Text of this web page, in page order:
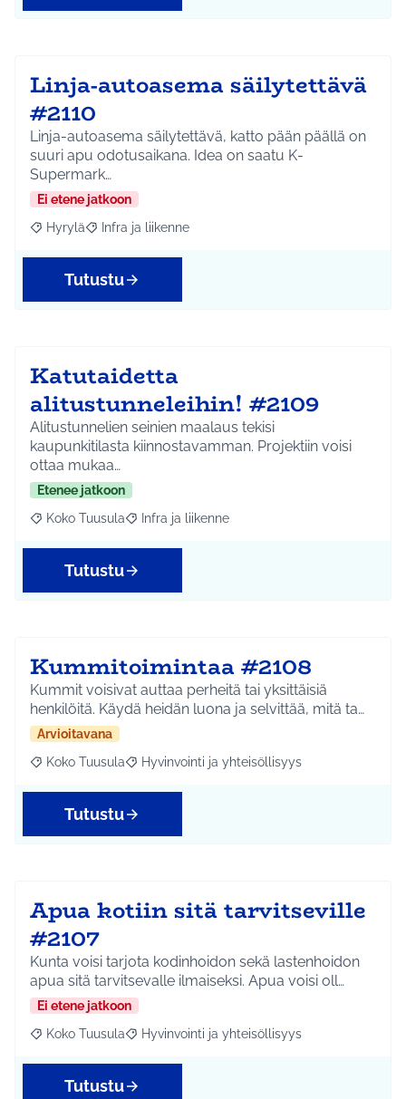
Linja-autoasema säilytettävä
#2110
Linja-autoasema säilytettävä, katto pään päällä on
suuri apu odotusaikana. Idea on saatu K-
Supermark…
Ei etene jatkoon
Rajaa tulokset aihepiirin mukaan: Hyrylä
Hyrylä Rajaa tulokset teeman mukaan: Infra ja liikenne
Infra ja liikenne
Tutustu
Katutaidetta
alitustunneleihin! #2109
Alitustunnelien seinien maalaus tekisi
kaupunkitilasta kiinnostavamman. Projektiin voisi
ottaa mukaa…
Etenee jatkoon
Rajaa tulokset aihepiirin mukaan: Koko Tuusula
Koko Tuusula Rajaa tulokset teeman mukaan: Infra ja liikenne
Infra ja liikenne
Tutustu
Kummitoimintaa #2108
Kummit voisivat auttaa perheitä tai yksittäisiä
henkilöitä. Käydä heidän luona ja selvittää, mitä ta…
Arvioitavana
Rajaa tulokset aihepiirin mukaan: Koko Tuusula
Koko Tuusula Rajaa tulokset teeman mukaan: Hyvinvointi ja
Hyvinvointi ja yhteisöllisyys
Tutustu
Apua kotiin sitä tarvitseville
#2107
Kunta voisi tarjota kodinhoidon sekä lastenhoidon
apua sitä tarvitsevalle ilmaiseksi. Apua voisi oll…
Ei etene jatkoon
Rajaa tulokset aihepiirin mukaan: Koko Tuusula
Koko Tuusula Rajaa tulokset teeman mukaan: Hyvinvointi ja
Hyvinvointi ja yhteisöllisyys
Tutustu